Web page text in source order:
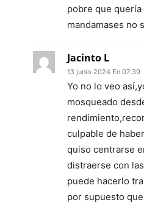
pobre que
mandamases no
Jacinto L
13 junio 2024 En 07:39
Yo no lo veo
mosqueado
culpable de
quiso centrarse
distraerse con
puede hacerlo
por supuesto